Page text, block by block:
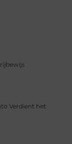
Verdient het